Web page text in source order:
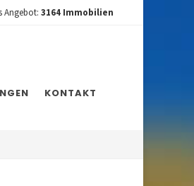
Angebot: 3164 Immobilien
KONTAKT